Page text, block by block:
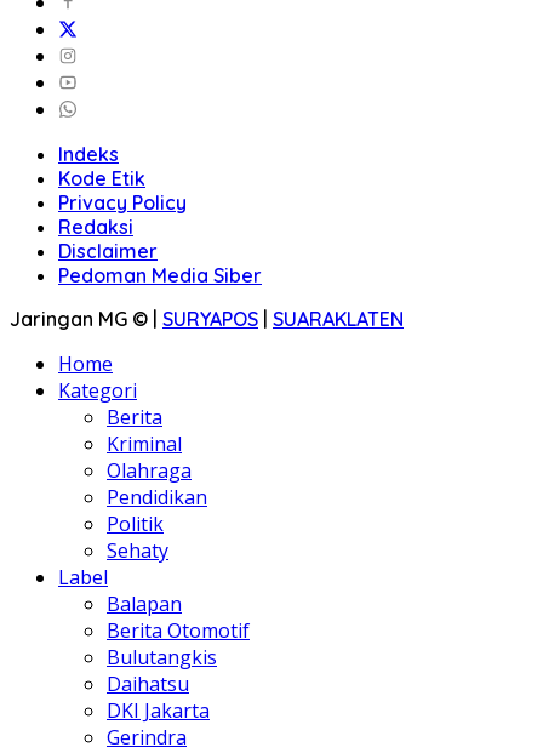
Indeks
Kode Etik
Privacy Policy
Redaksi
Disclaimer
Pedoman Media Siber
Jaringan MG © | SURYAPOS | SUARAKLATEN
Home
Kategori
Berita
Kriminal
Olahraga
Pendidikan
Politik
Sehaty
Label
Balapan
Berita Otomotif
Bulutangkis
Daihatsu
DKI Jakarta
Gerindra